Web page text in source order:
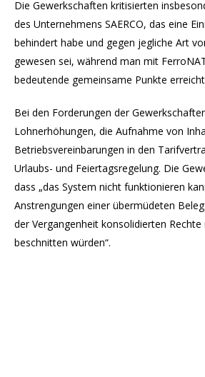
Die Gewerkschaften kritisierten
des Unternehmens SAERCO, das eine
behindert habe und gegen jegliche Art
gewesen sei, während man mit
bedeutende gemeinsame Punkte
Bei den Forderungen der
Lohnerhöhungen, die Aufnahme von
Betriebsvereinbarungen in den
Urlaubs- und Feiertagsregelung. Die
dass „das System nicht funktionieren
Anstrengungen einer übermüdeten
der Vergangenheit konsolidierten
beschnitten würden“.